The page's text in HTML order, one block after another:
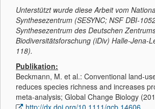
Unterstützt wurde diese Arbeit vom
Synthesezentrum (SESYNC; NSF DBI-
Synthesezentrum des Deutschen
Biodiversitätsforschung (iDiv) Halle-Jena-
118).
Publikation:
Beckmann, M. et al.: Conventional land-
reduces species richness and increases
meta-analysis; Global Change Biology
http://dx.doi.org/10.1111/gcb.14606